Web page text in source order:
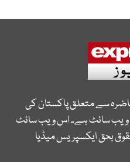
سے متعلق پاکستان کی
ویب سائٹ ہے۔ اس ویب سائٹ
بحق ایکسپریس میڈیا